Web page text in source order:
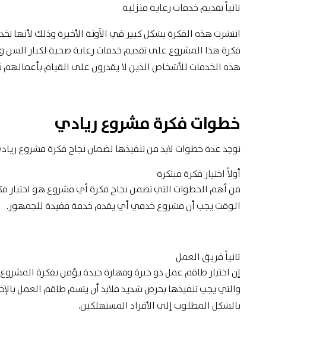
ثانياً تقديم خدمات رعاية منزلية
انتشرت هذه الفكرة بشكل كبير في الآونة الأخيرة وذلك لأنها
فكرة هذا المشروع على تقديم خدمات رعاية صحية لكبار
هذه الخدمات للأشخاص الذين لا يقدرون على القيام
خطوات فكرة مشروع ريادي
توجد عدة خطوات لابد من تنفيذها لضماننجاح فكرة مشروع
أولاً اختيار فكرة مبتكرة
من أهم الخطوات التي تضمن نجاح فكرة أي مشروع هو اختيار
الوقت يجب أن مشروع خدمي أي يقدم خدمة مفيدة للجمهور.
ثانياً فريق العمل
إن اختيار طاقم عمل ذو خبرة ومهارة جيدة يؤمن بفكرة
والتي يجب تنفيذها بحرص شديد فلابد أن يتسم طاقم العمل
بالشكل المطلوب إلى الأفراد المستهلكين.